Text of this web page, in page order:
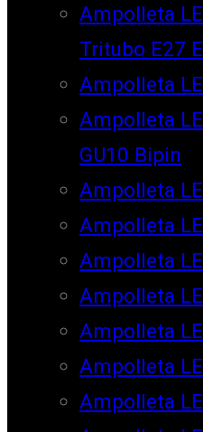
Ampolleta
Tritubo E27
Ampolleta
Ampolleta
GU10 Bipin
Ampolleta
Ampolleta
Ampolleta
Ampolleta
Ampolleta
Ampolleta
Ampolleta